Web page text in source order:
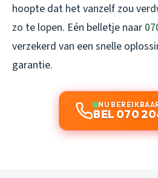
hoopte dat het vanzelf zou
zo te lopen. Eén belletje naar
verzekerd van een snelle
garantie.
NU
BEL 070